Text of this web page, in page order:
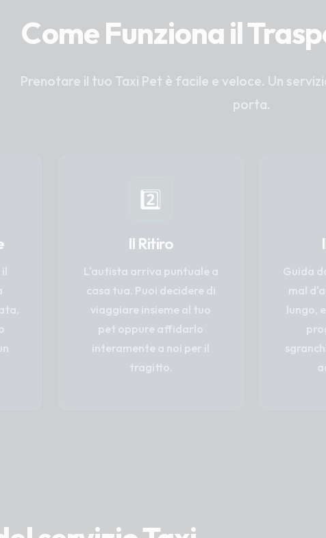
Come Funziona il
Prenotare il tuo Taxi Pet è facile e veloce. Un
porta.
2️⃣
Il Ritiro
L'autista arriva puntuale a
casa tua. Puoi decidere di
viaggiare insieme al tuo
pet oppure affidarlo
interamente a noi per il
tragitto.
Guida
mal
lungo,